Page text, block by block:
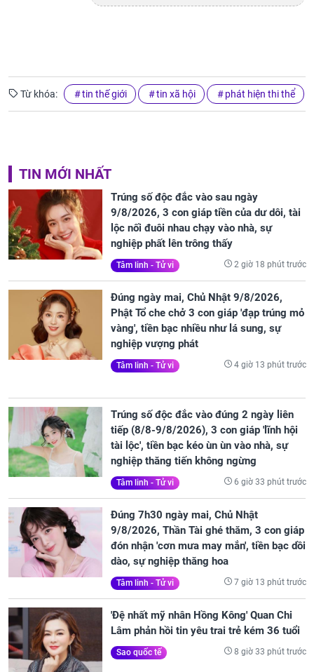
Từ khóa: tin thế giới tin xã hội phát hiện thi thể
TIN MỚI NHẤT
Trúng số độc đắc vào sau ngày
9/8/2026, 3 con giáp tiền của dư dôi, tài
lộc nối đuôi nhau chạy vào nhà, sự
nghiệp phất lên trông thấy
Tâm linh - Tử vi 2 giờ 18 phút trước
Đúng ngày mai, Chủ Nhật 9/8/2026,
Phật Tổ che chở 3 con giáp 'đạp trúng mỏ
vàng', tiền bạc nhiều như lá sung, sự
nghiệp vượng phát
Tâm linh - Tử vi 4 giờ 13 phút trước
Trúng số độc đắc vào đúng 2 ngày liên
tiếp (8/8-9/8/2026), 3 con giáp 'lĩnh hội
tài lộc', tiền bạc kéo ùn ùn vào nhà, sự
nghiệp thăng tiến không ngừng
Tâm linh - Tử vi 6 giờ 33 phút trước
Đúng 7h30 ngày mai, Chủ Nhật
9/8/2026, Thần Tài ghé thăm, 3 con giáp
đón nhận 'cơn mưa may mắn', tiền bạc dồi
dào, sự nghiệp thăng hoa
Tâm linh - Tử vi 7 giờ 13 phút trước
'Đệ nhất mỹ nhân Hồng Kông' Quan Chi
Lâm phản hồi tin yêu trai trẻ kém 36 tuổi
Sao quốc tế 8 giờ 33 phút trước